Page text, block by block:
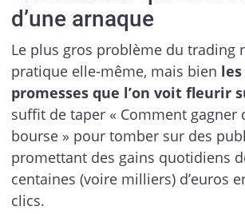
d’une arnaque
Le plus gros problème du trading
pratique elle-même, mais bien
promesses que l’on voit fleurir
suffit de taper « Comment gagner
bourse » pour tomber sur des
promettant des gains quotidiens
centaines (voire milliers) d’euros
clics.